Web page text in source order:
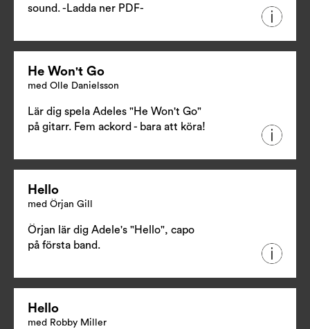
sound.-Ladda ner PDF-
He Won't Go
med Olle Danielsson
Lär dig spela Adeles "He Won't Go"
på gitarr. Fem ackord - bara att köra!
Hello
med Örjan Gill
Örjan lär dig Adele's "Hello", capo
på första band.
Hello
med Robby Miller